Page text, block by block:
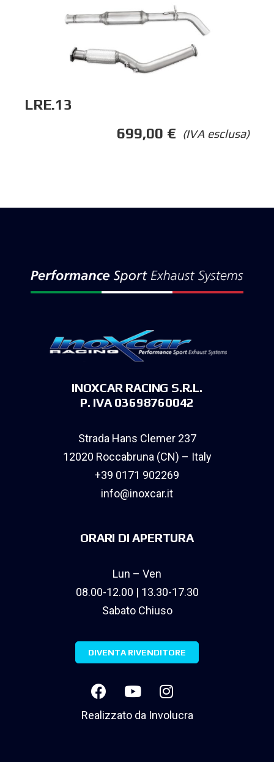
LRE.13
(IVA esclusa)
699,00 €
INOXCAR RACING S.R.L.
P. IVA 03698760042
Strada Hans Clemer 237
12020 Roccabruna (CN) – Italy
+39 0171 902269
info@inoxcar.it
ORARI DI APERTURA
Lun – Ven
08.00-12.00 | 13.30-17.30
Sabato Chiuso
DIVENTA RIVENDITORE
Realizzato da Involucra